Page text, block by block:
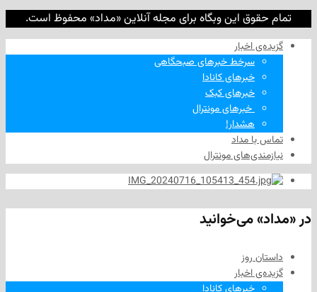
این وبگاه برای مجله آنلاین «مداد» محفوظ است.
اخبار
سرخط خبرهای صبحگاهی
خبرهای کانادا
خبرهای کبک
‌ خبرهای مونترال
مداد
مونترال
می‌خوانید
اخبار
خبرهای کانادا